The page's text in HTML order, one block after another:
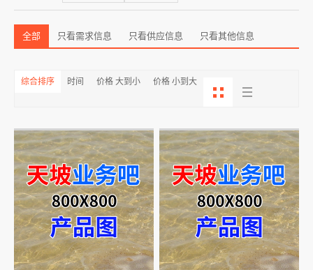
全部 只看需求信息 只看供应信息 只看其他信息
综合排序 时间 价格 大到小 价格 小到大